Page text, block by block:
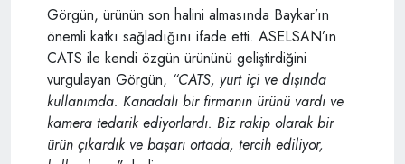
Görgün, ürünün son halini almasında Baykar’ın
önemli katkı sağladığını ifade etti. ASELSAN’ın
CATS ile kendi özgün ürününü geliştirdiğini
vurgulayan Görgün, “CATS, yurt içi ve dışında
kullanımda. Kanadalı bir firmanın ürünü vardı ve
kamera tedarik ediyorlardı. Biz rakip olarak bir
ürün çıkardık ve başarı ortada, tercih ediliyor,